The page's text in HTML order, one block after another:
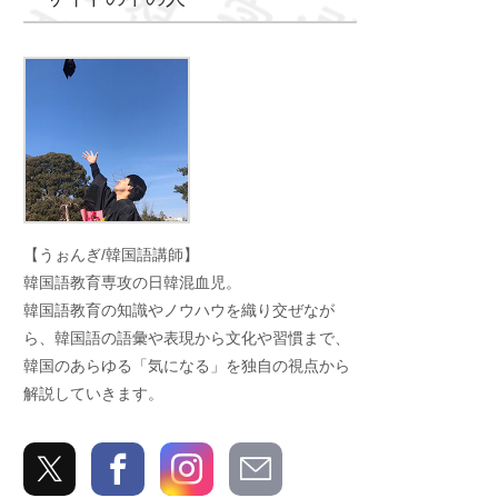
うぉんぎ
【うぉんぎ/韓国語講師】
韓国語教育専攻の日韓混血児。
韓国語教育の知識やノウハウを織り交ぜなが
ら、韓国語の語彙や表現から文化や習慣まで、
韓国のあらゆる「気になる」を独自の視点から
解説していきます。